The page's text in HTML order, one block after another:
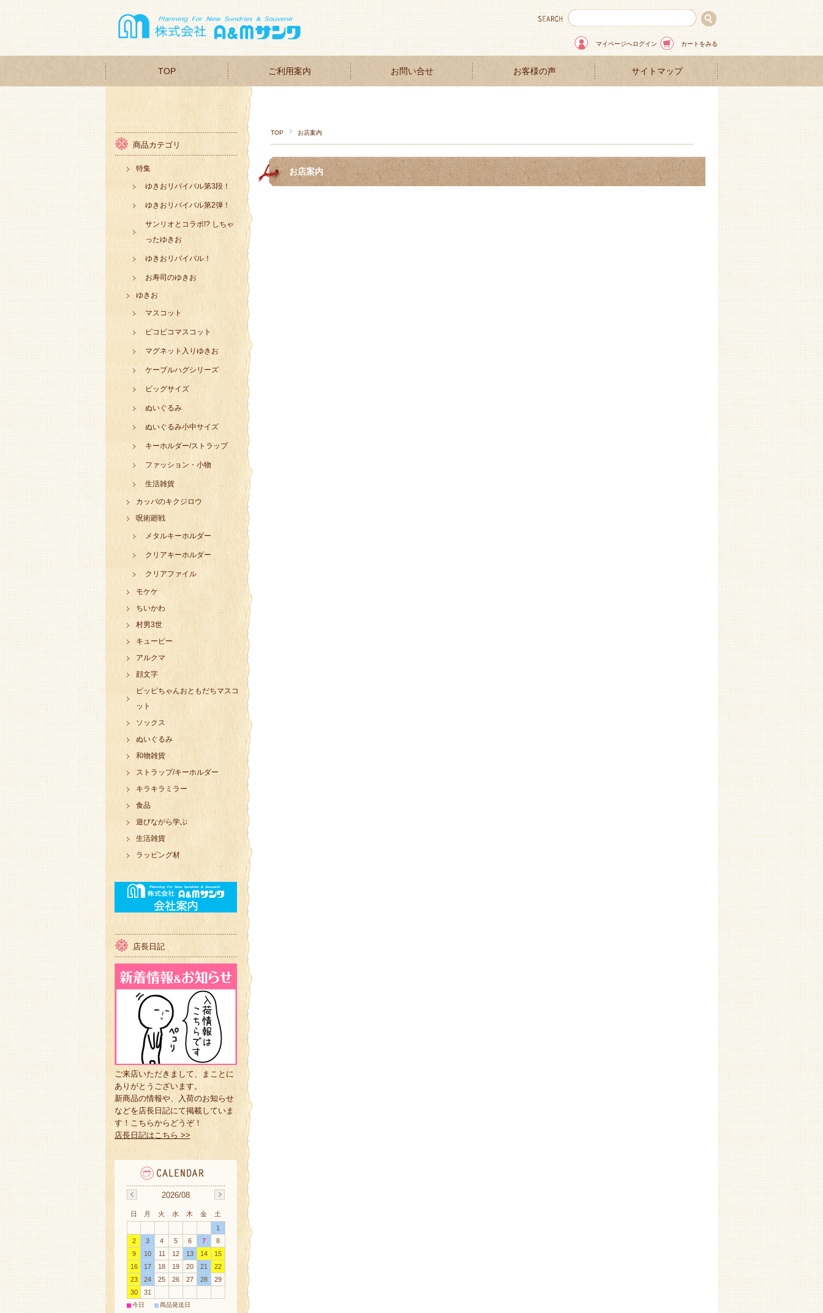
マイページへログイン カートをみる
TOP ご利用案内 お問い合せ お客様の声 サイトマップ
TOP お店案内
お店案内
商品カテゴリ
特集
ゆきおリバイバル第3段！
ゆきおリバイバル第2弾！
サンリオとコラボ!? しちゃ
ったゆきお
ゆきおリバイバル！
お寿司のゆきお
ゆきお
マスコット
ピコピコマスコット
マグネット入りゆきお
ケーブルハグシリーズ
ビッグサイズ
ぬいぐるみ
ぬいぐるみ小中サイズ
キーホルダー/ストラップ
ファッション・小物
生活雑貨
カッパのキクジロウ
呪術廻戦
メタルキーホルダー
クリアキーホルダー
クリアファイル
モケケ
ちいかわ
村男3世
キューピー
アルクマ
顔文字
ピッピちゃんおともだちマスコ
ット
ソックス
ぬいぐるみ
和物雑貨
ストラップ/キーホルダー
キラキラミラー
食品
遊びながら学ぶ
生活雑貨
ラッピング材
店長日記
ご来店いただきまして、まことに
ありがとうございます。
新商品の情報や、入荷のお知らせ
などを店長日記にて掲載していま
す！こちらからどうぞ！
店長日記はこちら >>
2026/08
日 月 火 水 木 金
土
1
2
3 4 5 6 7
8
9
10 11 12 13 14
15
16
17 18 19 20 21
22
23
24 25 26 27 28
29
30
31
■今日 ■商品発送日